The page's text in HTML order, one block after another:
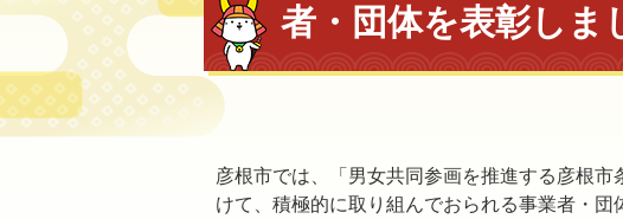
者・団体を表彰しま
彦根市では、「男女共同参画を推進する彦根
けて、積極的に取り組んでおられる事業者・団